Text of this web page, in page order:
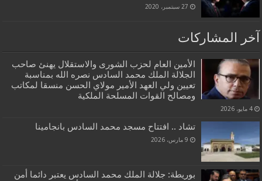
27 سبتمبر، 2020
آخر المشاركات
الأمين العام لحزب الشورى والاستقلال يهنئ صاحب
الجلالة الملك محمد السادس نصره الله بمناسبة
تعيين ولي العهد الأمير مولاي الحسن منسقا لمكاتب
ومصالح القوات المسلحة الملكية
4 مايو، 2026
تشاد .. افتتاح مسجد محمد السادس بانجامينا
9 مارس، 2026
بوريطة: جلالة الملك محمد السادس يعتبر دائما أمن